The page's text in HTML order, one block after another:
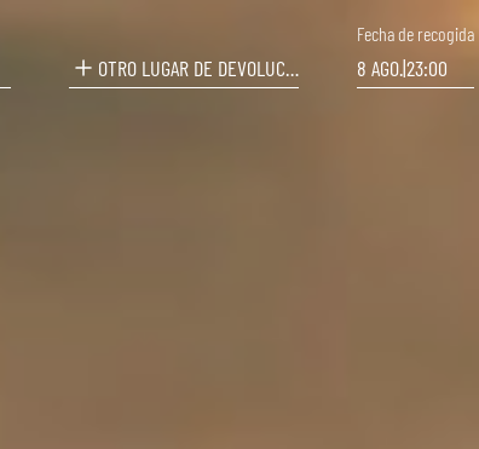
OTRO LUGAR DE DEVOLUCIÓN
Fecha de recogida
8 AGO.|23:00